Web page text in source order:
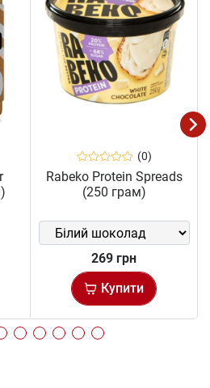
(0)
Rabeko Protein Spreads
(250 грам)
269 грн
Купити